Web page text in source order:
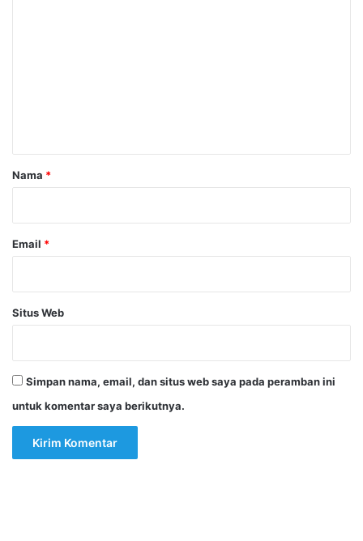
rNama *
Email *
Situs Web
Simpan nama, email, dan situs web saya pada peramban ini
untuk komentar saya berikutnya.